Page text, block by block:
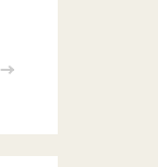
>>